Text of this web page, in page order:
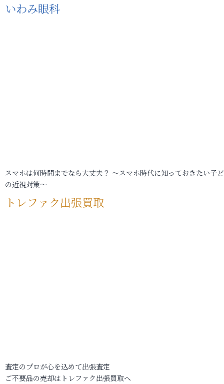
いわみ眼科
スマホは何時間までなら大丈夫？ ～スマホ時代に知っておきたい子
の近視対策～
トレファク出張買取
査定のプロが心を込めて出張査定
ご不要品の売却はトレファク出張買取へ